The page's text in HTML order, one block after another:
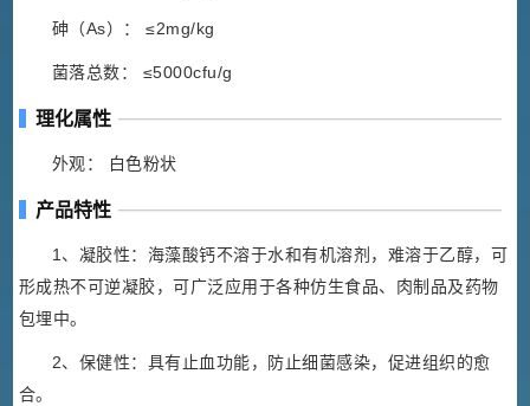
砷（As）： ≤2mg/kg
菌落总数： ≤5000cfu/g
理化属性
外观： 白色粉状
产品特性
1、凝胶性：海藻酸钙不溶于水和有机溶剂，难溶于乙醇，可
形成热不可逆凝胶，可广泛应用于各种仿生食品、肉制品及药物
包埋中。
2、保健性：具有止血功能，防止细菌感染，促进组织的愈
合。